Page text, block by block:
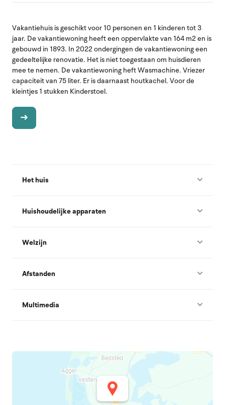
Vakantiehuis is geschikt voor 10 personen en 1 kinderen tot 3
jaar. De vakantiewoning heeft een oppervlakte van 164 m2 en is
gebouwd in 1893. In 2022 ondergingen de vakantiewoning een
gedeeltelijke renovatie. Het is niet toegestaan om huisdieren
mee te nemen. De vakantiewoning heft Wasmachine. Vriezer
capaciteit van 75 liter. Er is daarnaast houtkachel. Voor de
kleintjes 1 stukken Kinderstoel.
Het huis
Huishoudelijke apparaten
Welzijn
Afstanden
Multimedia